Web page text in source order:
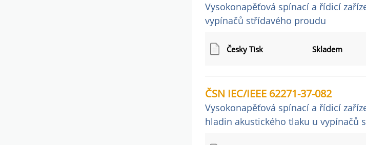
Vysokonapěťová spínací a řídicí
vypínačů střídavého proudu
Česky Tisk Skladem
ČSN IEC/IEEE 62271-37-082
Vysokonapěťová spínací a řídicí
hladin akustického tlaku u vypínačů